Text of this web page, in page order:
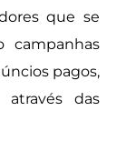
que se
campanhas
pagos,
das